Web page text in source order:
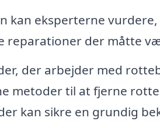
kan eksperterne
reparationer der måtte
der arbejder med
metoder til at fjerne
kan sikre en grundig